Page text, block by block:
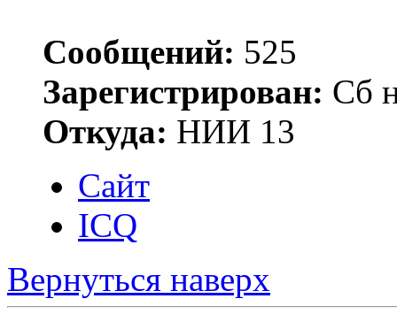
Сообщений: 525
Зарегистрирован: Сб
Откуда: НИИ 13
Сайт
ICQ
Вернуться наверх